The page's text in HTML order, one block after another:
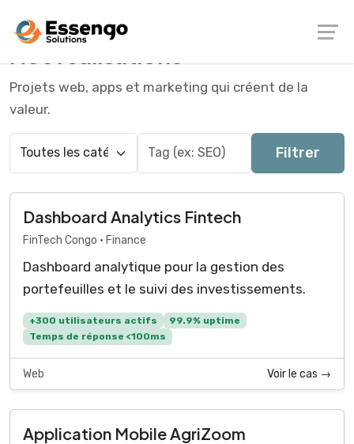
Projets web, apps et marketing qui créent de la
valeur.
Filtrer
Dashboard Analytics Fintech
FinTech Congo • Finance
Dashboard analytique pour la gestion des
portefeuilles et le suivi des investissements.
+300 utilisateurs actifs
99.9% uptime
Temps de réponse <100ms
Web Voir le cas →
Application Mobile AgriZoom